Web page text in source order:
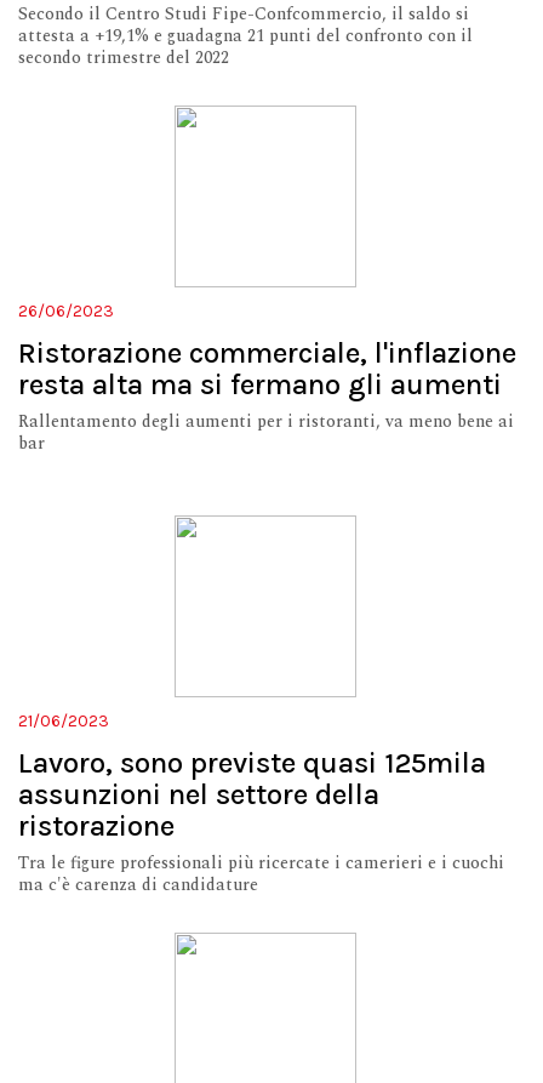
Secondo il Centro Studi Fipe-Confcommercio, il saldo si
attesta a +19,1% e guadagna 21 punti del confronto con il
secondo trimestre del 2022
26/06/2023
Ristorazione commerciale, l'inflazione
resta alta ma si fermano gli aumenti
Rallentamento degli aumenti per i ristoranti, va meno bene ai
bar
21/06/2023
Lavoro, sono previste quasi 125mila
assunzioni nel settore della
ristorazione
Tra le figure professionali più ricercate i camerieri e i cuochi
ma c'è carenza di candidature